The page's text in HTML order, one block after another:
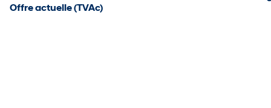
Offre actuelle (TVAc)